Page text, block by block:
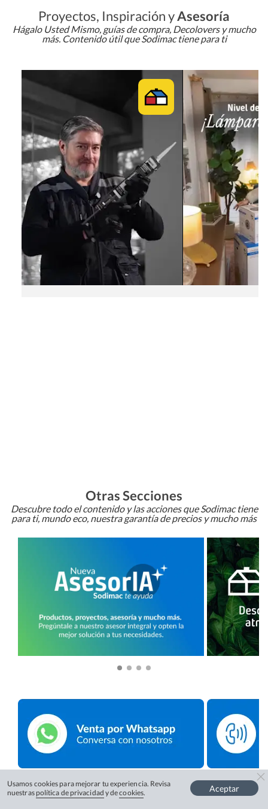
Proyectos, Inspiración yAsesoría
Hágalo Usted Mismo, guías de compra, Decolovers y mucho
más. Contenido útil que Sodimac tiene para ti
Otras Secciones
Descubre todo el contenido y las acciones que Sodimac tiene
para ti, mundo eco, nuestra garantía de precios y mucho más
Usamos cookies para mejorar tu experiencia. Revisa
nuestras política de privacidad y decookies. Aceptar